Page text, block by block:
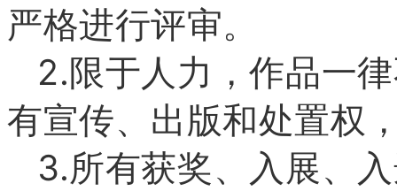
严格进行评审。
2.限于人力，作品一
有宣传、出版和处置权
3.所有获奖、入展、